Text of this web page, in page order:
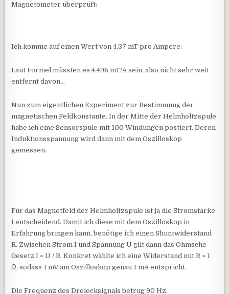
Magnetometer überprüft:
Ich komme auf einen Wert von 4.37 mT pro Ampere:
Laut Formel müssten es 4.496 mT/A sein, also nicht sehr weit
entfernt davon…
Nun zum eigentlichen Experiment zur Bestimmung der
magnetischen Feldkonstante. In der Mitte der Helmholtzspule
habe ich eine Sensorspule mit 100 Windungen postiert. Deren
Induktionsspannung wird dann mit dem Oszilloskop
gemessen.
Für das Magnetfeld der Helmholtzspule ist ja die Stromstärke
I entscheidend. Damit ich diese mit dem Oszilloskop in
Erfahrung bringen kann, benötige ich einen Shuntwiderstand
R. Zwischen Strom I und Spannung U gilt dann das Ohmsche
Gesetz I = U / R. Konkret wählte ich eine Widerstand mit R = 1
Ω, sodass 1 mV am Oszilloskop genau 1 mA entspricht.
Die Frequenz des Dreiecksignals betrug 90 Hz: